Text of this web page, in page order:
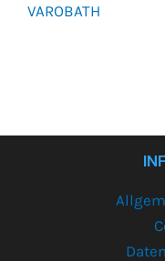
VAROBATH